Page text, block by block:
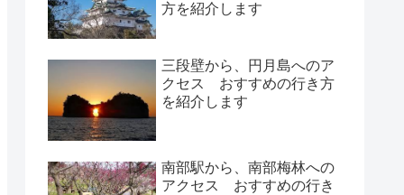
方を紹介します
三段壁から、円月島へのア
クセス おすすめの行き方
を紹介します
南部駅から、南部梅林への
アクセス おすすめの行き